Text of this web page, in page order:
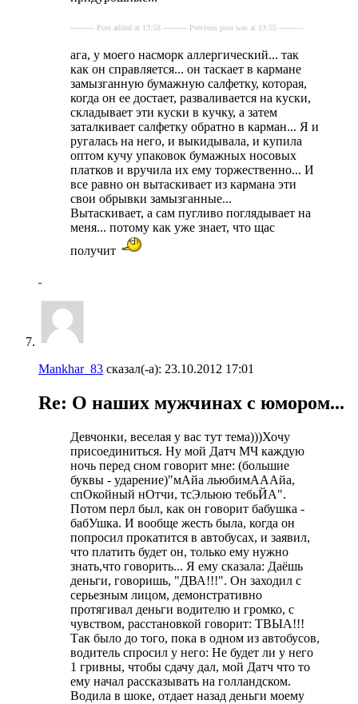
---------- Post added at 13:58 ---------- Previous post was at 13:55 ----------
ага, у моего насморк аллергический... так
как он справляется... он таскает в кармане
замызганную бумажную салфетку, которая,
когда он ее достает, разваливается на куски,
складывает эти куски в кучку, а затем
заталкивает салфетку обратно в карман... Я и
ругалась на него, и выкидывала, и купила
оптом кучу упаковок бумажных носовых
платков и вручила их ему торжественно... И
все равно он вытаскивает из кармана эти
свои обрывки замызганные...
Вытаскивает, а сам пугливо поглядывает на
меня... потому как уже знает, что щас
получит
Mankhar_83 сказал(-а): 23.10.2012 17:01
Re: О наших мужчинах с юмором...
Девчонки, веселая у вас тут тема)))Хочу
присоединиться. Ну мой Датч МЧ каждую
ночь перед сном говорит мне: (большие
буквы - ударение)"мАйа льюбимАААйа,
спОкойный нОтчи, тсЭльюю тебьЙА".
Потом перл был, как он говорит бабушка -
бабУшка. И вообще жесть была, когда он
попросил прокатится в автобусах, и заявил,
что платить будет он, только ему нужно
знать,что говорить... Я ему сказала: Даёшь
деньги, говоришь, "ДВА!!!". Он заходил с
серьезным лицом, демонстративно
протягивал деньги водителю и громко, с
чувством, расстановкой говорит: ТВЫА!!!
Так было до того, пока в одном из автобусов,
водитель спросил у него: Не будет ли у него
1 гривны, чтобы сдачу дал, мой Датч что то
ему начал рассказывать на голландском.
Водила в шоке, отдает назад деньги моему